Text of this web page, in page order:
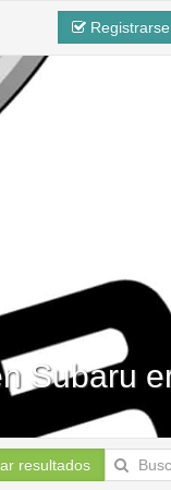
Registrarse
Subaru
resultados